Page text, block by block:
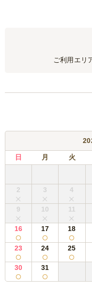
※仕入れ状況や季節によ
ご利用エリ
日 月 火
2 3 4
9 10 11
16 17 18
23 24 25
30 31